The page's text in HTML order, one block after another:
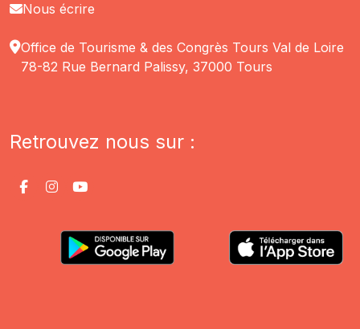
Nous écrire
Office de Tourisme & des Congrès Tours Val de Loire
78-82 Rue Bernard Palissy, 37000 Tours
Retrouvez nous sur :